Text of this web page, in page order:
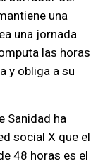
una
una jornada
las horas
y obliga a su
Sanidad ha
social X que el
48 horas es el